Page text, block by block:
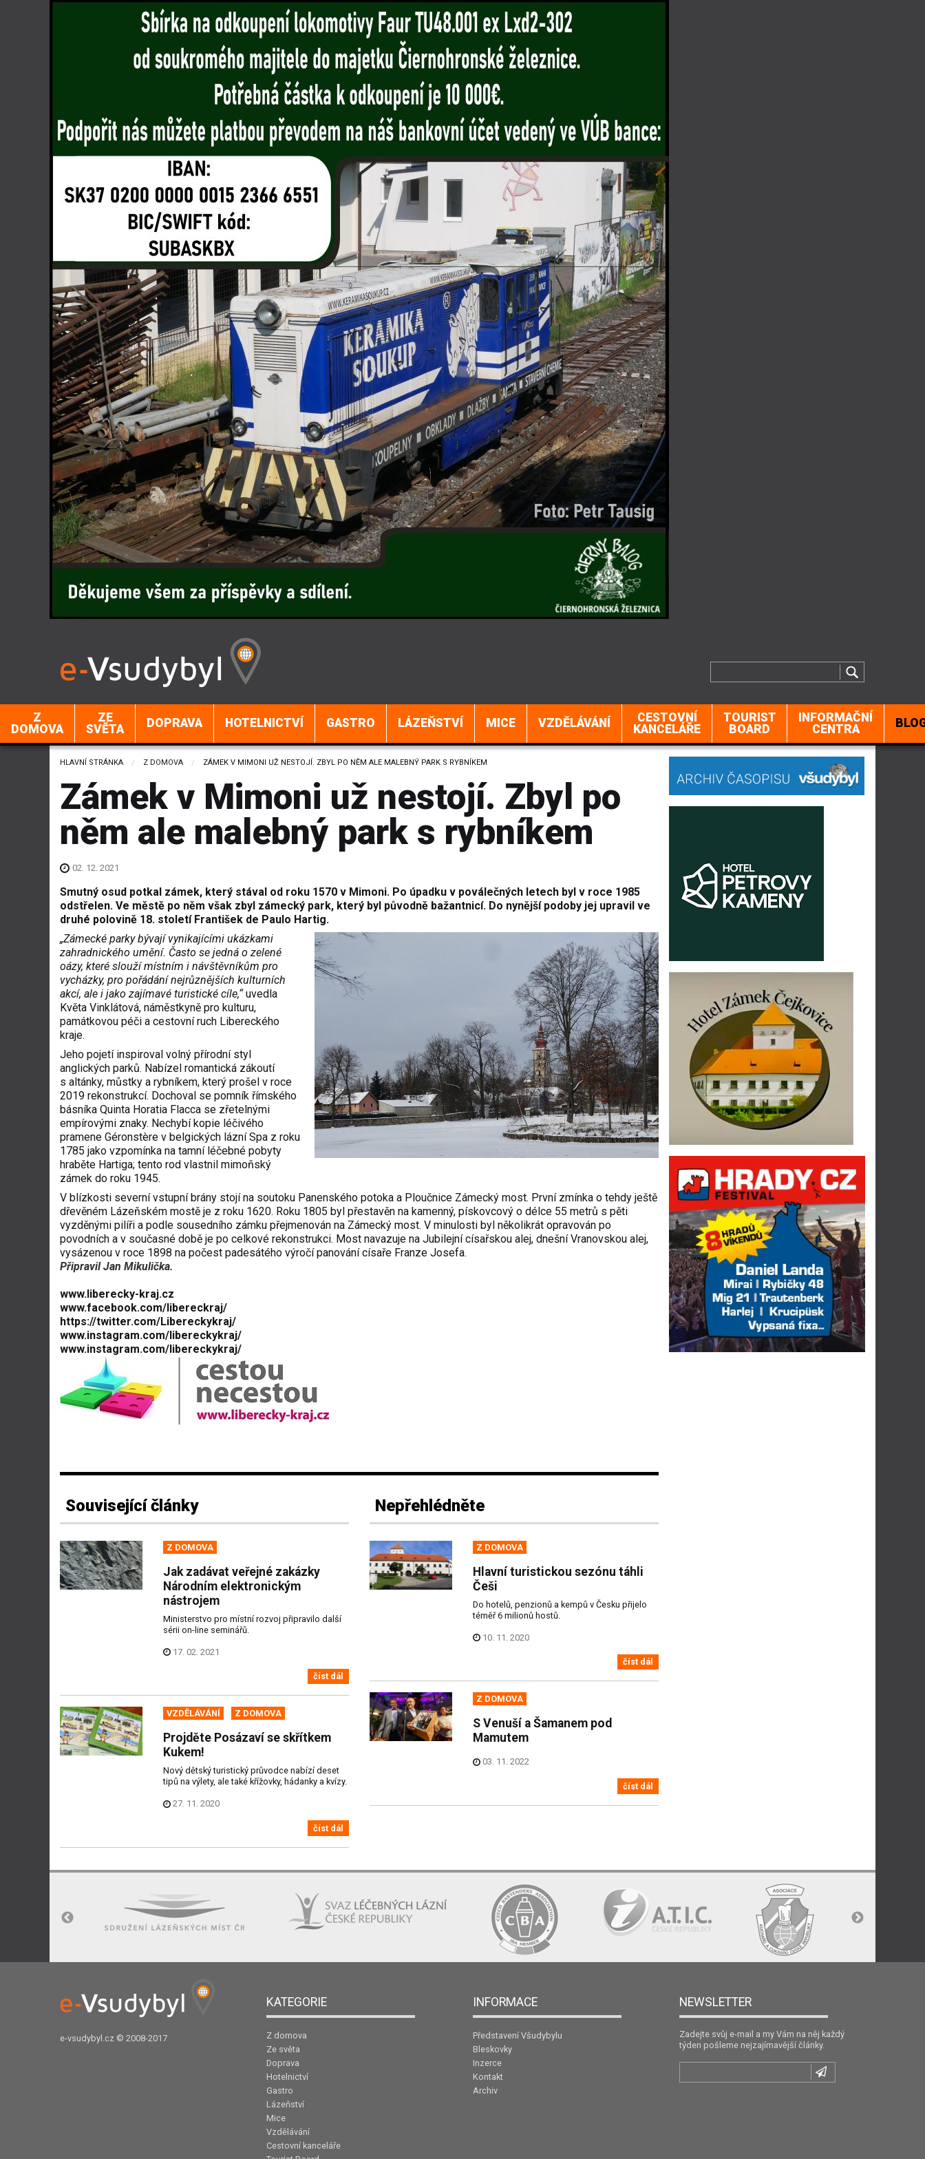
Z
DOMOVA
ZE
SVĚTA
DOPRAVA HOTELNICTVÍ GASTRO LÁZEŇSTVÍ MICE VZDĚLÁVÁNÍ
CESTOVNÍ
KANCELÁŘE
TOURIST
BOARD
INFORMAČNÍ
CENTRA
HLAVNÍ STRÁNKA Z DOMOVA CURRENT:
ZÁMEK V MIMONI UŽ NESTOJÍ. ZBYL PO NĚM ALE MALEBNÝ PARK S RYBNÍKEM
Zámek v Mimoni už nestojí. Zbyl po
něm ale malebný park s rybníkem
02. 12. 2021
Smutný osud potkal zámek, který stával od roku 1570 v Mimoni. Po úpadku v poválečných letech byl v roce 1985
odstřelen. Ve městě po něm však zbyl zámecký park, který byl původně bažantnicí. Do nynější podoby jej upravil ve
druhé polovině 18. století František de Paulo Hartig.
„Zámecké parky bývají vynikajícími ukázkami
zahradnického umění. Často se jedná o zelené
oázy, které slouží místním i návštěvníkům pro
vycházky, pro pořádání nejrůznějších kulturních
akcí, ale i jako zajímavé turistické cíle,“uvedla
Květa Vinklátová, náměstkyně pro kulturu,
památkovou péči a cestovní ruch Libereckého
kraje.
Jeho pojetí inspiroval volný přírodní styl
anglických parků. Nabízel romantická zákoutí
s altánky, můstky a rybníkem, který prošel v roce
2019 rekonstrukcí. Dochoval se pomník římského
básníka Quinta Horatia Flacca se zřetelnými
empírovými znaky. Nechybí kopie léčivého
pramene Géronstère v belgických lázní Spa z roku
1785 jako vzpomínka na tamní léčebné pobyty
hraběte Hartiga; tento rod vlastnil mimoňský
zámek do roku 1945.
V blízkosti severní vstupní brány stojí na soutoku Panenského potoka a Ploučnice Zámecký most. První zmínka o tehdy ještě
dřevěném Lázeňském mostě je z roku 1620. Roku 1805 byl přestavěn na kamenný, pískovcový o délce 55 metrů s pěti
vyzděnými pilíři a podle sousedního zámku přejmenován na Zámecký most. V minulosti byl několikrát opravován po
povodních a v současné době je po celkové rekonstrukci. Most navazuje na Jubilejní císařskou alej, dnešní Vranovskou alej,
vysázenou v roce 1898 na počest padesátého výročí panování císaře Franze Josefa.
Připravil Jan Mikulička.
www.liberecky-kraj.cz
www.facebook.com/libereckraj/
https://twitter.com/Libereckykraj/
www.instagram.com/libereckykraj/
www.instagram.com/libereckykraj/
Související články
Z DOMOVA
Jak zadávat veřejné zakázky
Národním elektronickým
nástrojem
Ministerstvo pro místní rozvoj připravilo další
sérii on-line seminářů.
17. 02. 2021
číst dál
VZDĚLÁVÁNÍ Z DOMOVA
Projděte Posázaví se skřítkem
Kukem!
Nový dětský turistický průvodce nabízí deset
tipů na výlety, ale také křížovky, hádanky a kvízy.
27. 11. 2020
číst dál
Nepřehlédněte
Z DOMOVA
Hlavní turistickou sezónu táhli
Češi
Do hotelů, penzionů a kempů v Česku přijelo
téměř 6 milionů hostů.
10. 11. 2020
číst dál
Z DOMOVA
S Venuší a Šamanem pod
Mamutem
03. 11. 2022
číst dál
e-vsudybyl.cz © 2008-2017
KATEGORIE
Z domova
Ze světa
Doprava
Hotelnictví
Gastro
Lázeňství
Mice
Vzdělávání
Cestovní kanceláře
INFORMACE
Představení Všudybylu
Bleskovky
Inzerce
Kontakt
Archiv
NEWSLETTER
Zadejte svůj e-mail a my Vám na něj každý
týden pošleme nejzajímavější články.